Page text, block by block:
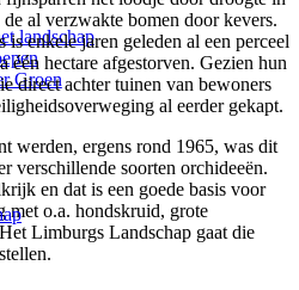
landschap
Groen
al verzwakte bomen door kevers.
enkele jaren geleden al een perceel
één hectare afgestorven. Gezien hun
direct achter tuinen van bewoners
al eerder gekapt.
werden, ergens rond 1965, was dit
verschillende soorten orchideeën.
en dat is een goede basis voor
met o.a. hondskruid, grote
Limburgs Landschap gaat die